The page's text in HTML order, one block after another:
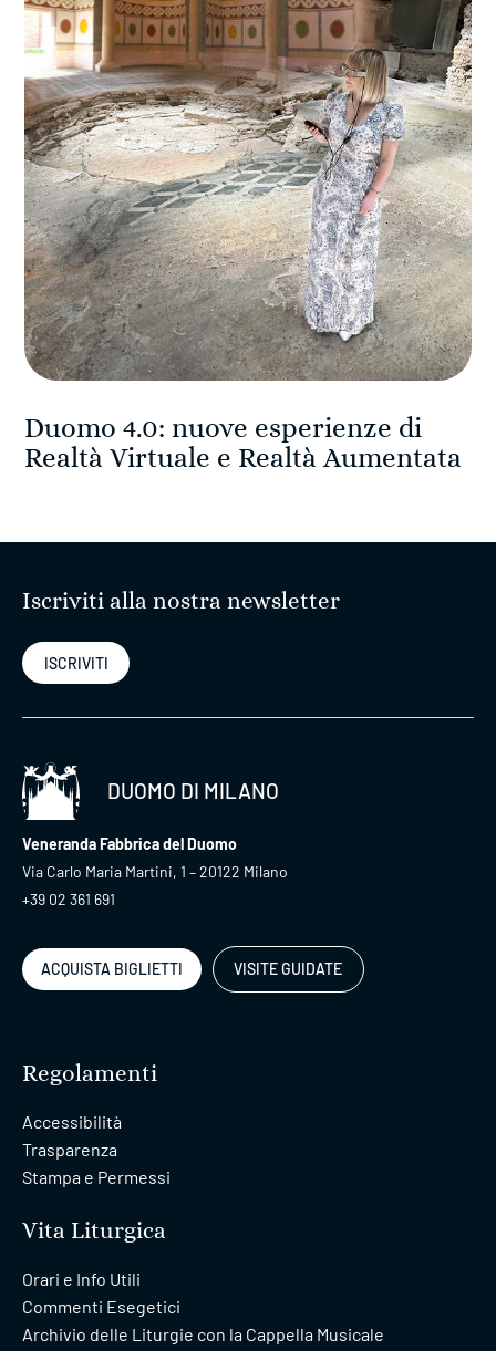
Duomo 4.0: nuove esperienze di
Realtà Virtuale e Realtà Aumentata
Iscriviti alla nostra newsletter
ISCRIVITI
DUOMO DI MILANO
Veneranda Fabbrica del Duomo
Via Carlo Maria Martini, 1 – 20122 Milano
+39 02 361 691
ACQUISTA BIGLIETTI VISITE GUIDATE
Regolamenti
Accessibilità
Trasparenza
Stampa e Permessi
Vita Liturgica
Orari e Info Utili
Commenti Esegetici
Archivio delle Liturgie con la Cappella Musicale